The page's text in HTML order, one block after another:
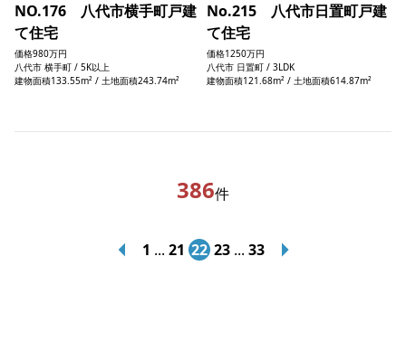
NO.176 八代市横手町戸建
て住宅
価格980万円
八代市 横手町 / 5K以上
建物面積133.55m² / 土地面積243.74m²
No.215 八代市日置町戸建
て住宅
価格1250万円
八代市 日置町 / 3LDK
建物面積121.68m² / 土地面積614.87m²
386件
1 ... 21 22 23 ... 33